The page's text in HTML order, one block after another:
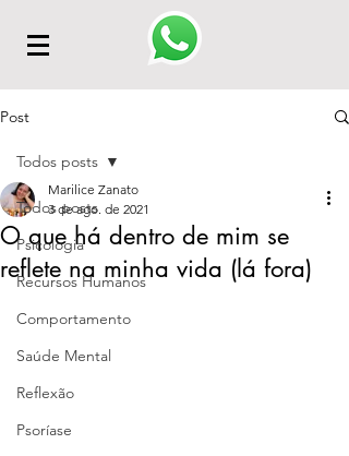
Post
Todos posts
Psicologia
Recursos Humanos
Comportamento
Saúde Mental
Reflexão
Psoríase
Todos posts
O que há dentro de mim se
reflete na minha vida (lá fora)
Marilice Zanato
3 de ago. de 2021